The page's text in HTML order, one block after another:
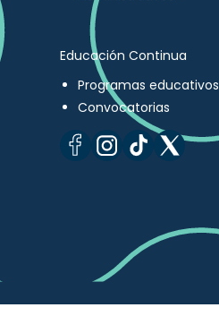
Educación Continua
Programas educativos
Convocatorias